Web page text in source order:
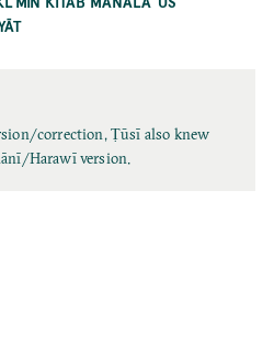
correction, Ṭūsī also knew
Harawī version.